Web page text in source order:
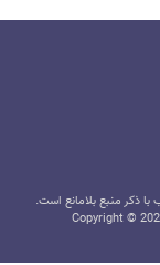
ذکر منبع بلامانع است.
Copyright ©